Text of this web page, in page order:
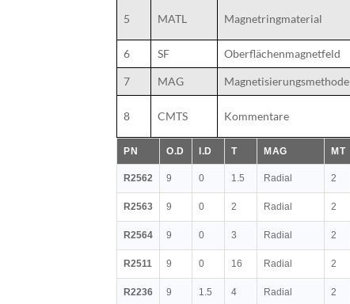
5 MATL Magnetringmaterial
6 SF Oberflächenmagnetfeld
7 MAG Magnetisierungsmethode
8 CMTS Kommentare
PN O.D I.D T MAG MT
R2562 9 0 1.5 Radial 2
R2563 9 0 2 Radial 2
R2564 9 0 3 Radial 2
R2511 9 0 16 Radial 2
R2236 9 1.5 4 Radial 2